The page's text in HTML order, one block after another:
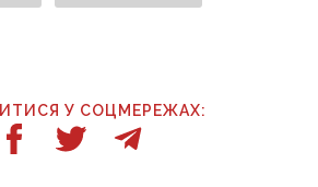
У СОЦМЕРЕЖАХ: